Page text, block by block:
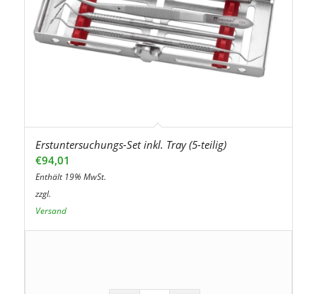
Erstuntersuchungs-Set inkl. Tray (5-teilig)
€94,01
Enthält 19% MwSt.
zzgl.
Versand